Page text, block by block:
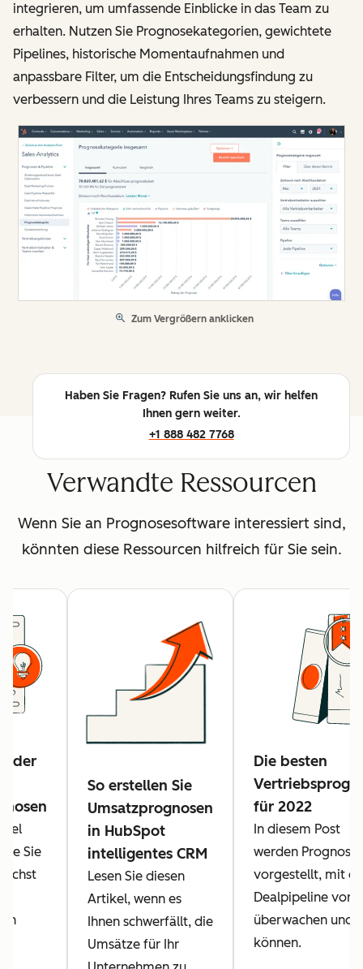
integrieren, um umfassende Einblicke in das Team zu
erhalten. Nutzen Sie Prognosekategorien, gewichtete
Pipelines, historische Momentaufnahmen und
anpassbare Filter, um die Entscheidungsfindung zu
verbessern und die Leistung Ihres Teams zu steigern.
Zum Vergrößern anklicken
Haben Sie Fragen? Rufen Sie uns an, wir helfen
Ihnen gern weiter.
+1 888 482 7768
Verwandte Ressourcen
Wenn Sie an Prognosesoftware interessiert sind,
könnten diese Ressourcen hilfreich für Sie sein.
Sie
So erstellen Sie
Umsatzprognosen
in HubSpot
intelligentes CRM
Lesen Sie diesen
Artikel, wenn es
Ihnen schwerfällt, die
Umsätze für Ihr
Die besten
für 2022
In diesem Post
werden
vorgestellt, mit
Dealpipeline
überwachen und
können.